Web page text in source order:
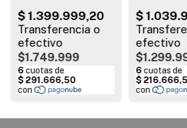
$1.749.999